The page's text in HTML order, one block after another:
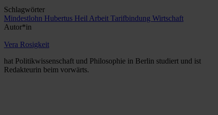
Schlagwörter
Mindestlohn Hubertus Heil Arbeit Tarifbindung Wirtschaft
Autor*in
Vera Rosigkeit
hat Politikwissenschaft und Philosophie in Berlin studiert und ist
Redakteurin beim vorwärts.